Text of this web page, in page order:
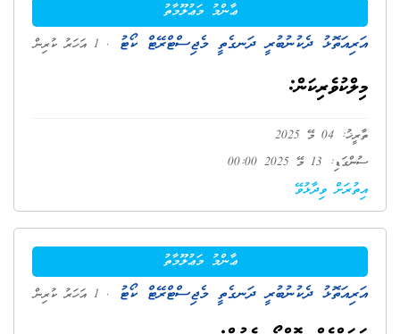
ޢާންމު މަޢުލޫމާތު
އަރިއަތޮޅު ދެކުނުބުރީ ދަނގެތީ މެޖިސްޓްރޭޓް ކޯޓު . 1 އަހަރު ކުރިން
މިލްކުވެރިކަން:
ތާރީޚު: 04 މޭ 2025
ސުންގަޑި: 13 މޭ 2025 00:00
އިތުރަށް ވިދާޅުވޭ
ޢާންމު މަޢުލޫމާތު
އަރިއަތޮޅު ދެކުނުބުރީ ދަނގެތީ މެޖިސްޓްރޭޓް ކޯޓު . 1 އަހަރު ކުރިން